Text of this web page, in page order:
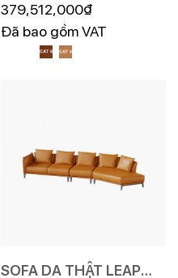
379,512,000₫
Đã bao gồm VAT
SOFA DA THẬT LEAP